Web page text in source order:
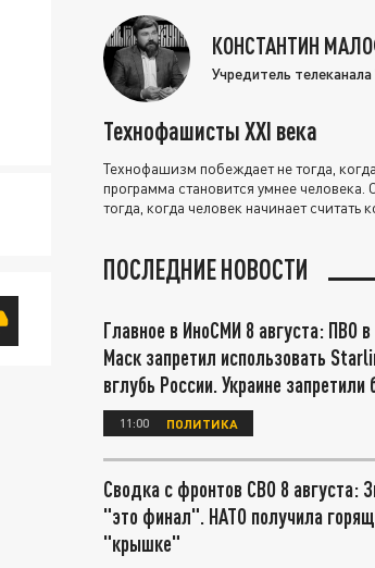
КОНСТАНТИН
Учредитель
Технофашисты XXI века
Технофашизм побеждает не тогда,
программа становится умнее человека.
тогда, когда человек начинает считать
ПОСЛЕДНИЕ НОВОСТИ
Главное в ИноСМИ 8 августа: ПВО
Маск запретил использовать
вглубь России. Украине запретили
11:00 ПОЛИТИКА
Сводка с фронтов СВО 8 августа:
"это финал". НАТО получила
"крышке"